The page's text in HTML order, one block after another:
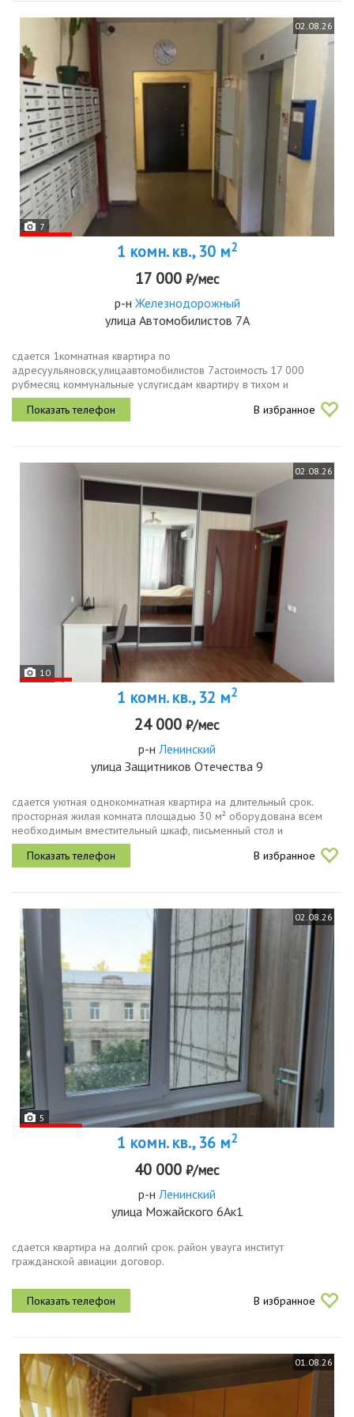
02.08.26
7
1 комн. кв., 30 м2
17 000 ₽/мес
р-н Железнодорожный
улица Автомобилистов 7А
сдается 1комнатная квартира по
адресуульяновск,улицаавтомобилистов 7aстоимость 17 000
рубмесяц коммунальные услугисдам квартиру в тихом и
спокойном районе, с огороженной территорией, с въездными
воротами. квартира в хорошем состоянии , все условия...
В избранное
02.08.26
10
1 комн. кв., 32 м2
24 000 ₽/мес
р-н Ленинский
улица Защитников Отечества 9
сдается уютная однокомнатная квартира на длительный срок.
просторная жилая комната площадью 30 м² оборудована всем
необходимым вместительный шкаф, письменный стол и
кровать.кухня 8 м², оснащена холодильником, плитой и
микроволновой печью. в ванной...
В избранное
02.08.26
5
1 комн. кв., 36 м2
40 000 ₽/мес
р-н Ленинский
улица Можайского 6Ак1
сдается квартира на долгий срок. район увауга институт
гражданской авиации договор.
В избранное
01.08.26